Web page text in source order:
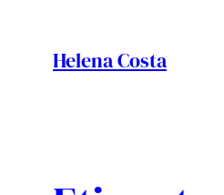
Helena Costa